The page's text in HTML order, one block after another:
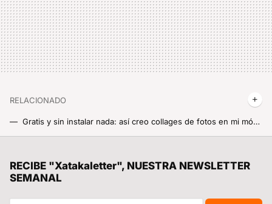
RELACIONADO
Gratis y sin instalar nada: así creo collages de fotos en mi móvil Xiaomi gracias a esta potente funcionalidad
RECIBE "Xatakaletter", NUESTRA NEWSLETTER
SEMANAL